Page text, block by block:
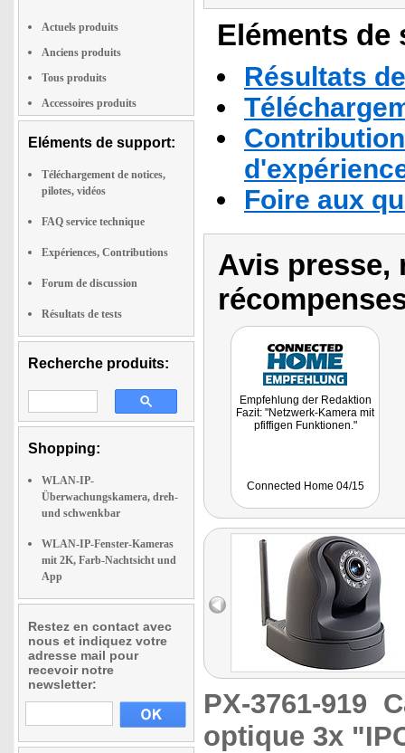
Actuels produits
Anciens produits
Tous produits
Accessoires produits
Eléments de support:
Téléchargement de notices,
pilotes, vidéos
FAQ service technique
Expériences, Contributions
Forum de discussion
Résultats de tests
Recherche produits:
Shopping:
WLAN-IP-
Überwachungskamera, dreh-
und schwenkbar
WLAN-IP-Fenster-Kameras
mit 2K, Farb-Nachtsicht und
App
Restez en contact avec
nous et indiquez votre
adresse mail pour
recevoir notre
newsletter:
Eléments
Résultats
Foire aux
Avis presse,
Empfehlung der Redaktion
Fazit: "Netzwerk-Kamera mit
pfiffigen Funktionen."
Connected Home 04/15
PX-3761-919
optique 3x